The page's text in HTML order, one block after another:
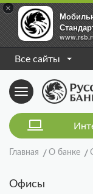
×
Все сайты
Toggle
navigation
Главная О банке
Офисы